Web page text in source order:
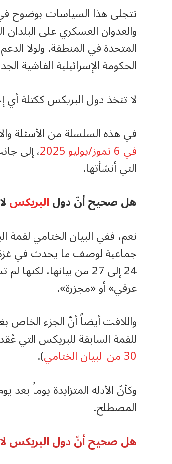
تتجلى هذا السياسات بوضوح في
والعدوان العسكري على البلدان
المتحدة في المنطقة. ولولا
الحكومة الإسرائيلية الفاشية
لا تتخذ دول البريكس ككتلة أي
في هذه السلسلة من الأسئلة
في 6 تموز/يوليو 2025 ، إلى
التي أنشأتها.
هل صحيح أنّ دولالبريكس
جماعية لوصف ما يحدث في غزة.
24 إلى 27 من بيانها،
عرقي» أو «مجزرة».
للقمة السابقة للبريكس التي
30 من البيان الختامي
).
وكأنّ الأدلة المتزايدة يوماً بعد
المصطلح.
هل صحيح أنّ دول البريكس